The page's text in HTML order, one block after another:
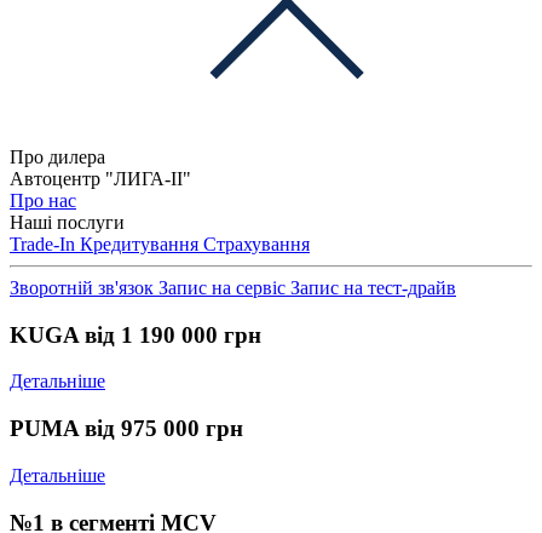
Про дилера
Автоцентр "ЛИГА-ІІ"
Про нас
Наші послуги
Trade-In Кредитування Страхування
Зворотній зв'язок Запис на сервіс Запис на тест-драйв
KUGA від 1 190 000 грн
Детальніше
PUMA від 975 000 грн
Детальніше
№1 в сегменті MCV